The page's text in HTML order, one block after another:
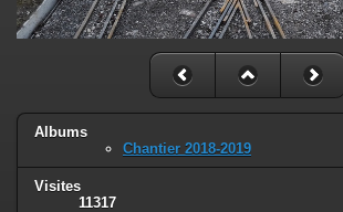
Albums
Chantier 2018-2019
Visites
11317